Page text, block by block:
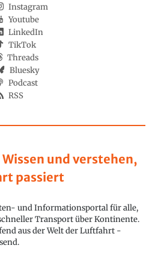
Wissen und verstehen,
passiert
und Informationsportal für alle,
Transport über Kontinente.
aus der Welt der Luftfahrt -
Instagram
Youtube
LinkedIn
TikTok
Threads
Bluesky
Podcast
RSS